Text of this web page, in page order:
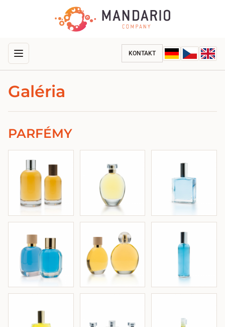
KONTAKT
Galéria
PARFÉMY